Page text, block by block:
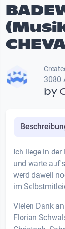
3080
by
Ich liege in der
und warte
werd daweil
im
Vielen Dank
Florian